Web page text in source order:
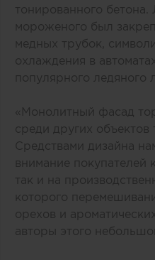
тонированного бетона.
мороженого был
медных трубок,
охлаждения в
популярного ледяного
«Монолитный фасад
среди других объектов
Средствами дизайна
внимание покупателей
так и на
которого
орехов и
авторы этого